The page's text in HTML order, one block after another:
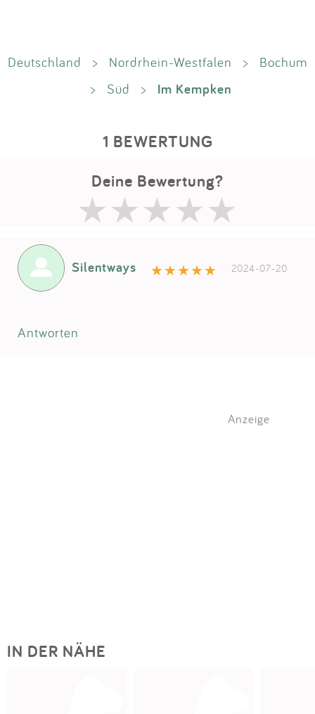
Deutschland > Nordrhein-Westfalen >
Bochum
>
Süd > Im Kempken
1 BEWERTUNG
Deine Bewertung?
Silentways 2024-07-20
Antworten
Anzeige
IN DER NÄHE